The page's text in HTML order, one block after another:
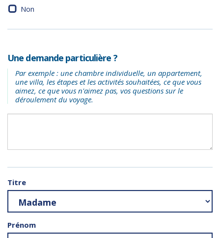
Non
Une demande particulière ?
Par exemple : une chambre individuelle, un appartement,
une villa, les étapes et les activités souhaitées, ce que vous
aimez, ce que vous n'aimez pas, vos questions sur le
déroulement du voyage.
Titre
Prénom